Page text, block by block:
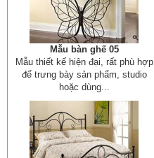
Mẫu bàn ghế 05
Mẫu thiết kế hiện đại, rất phù hợp
để trưng bày sản phẩm, studio
hoặc dùng...